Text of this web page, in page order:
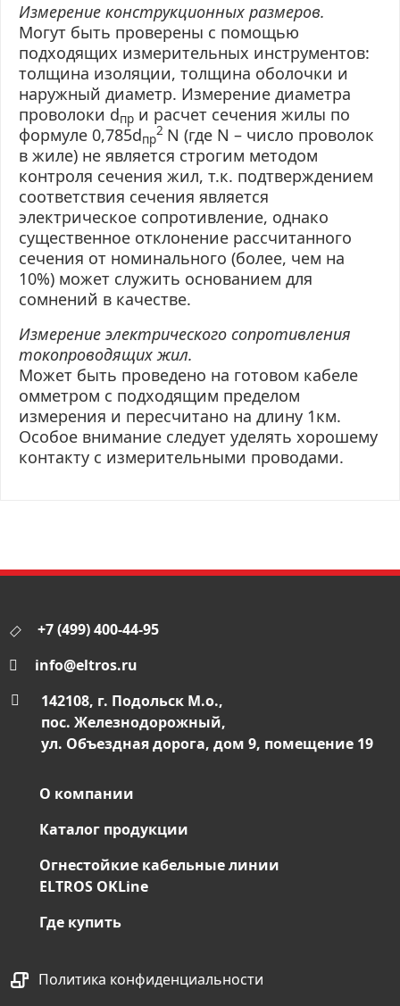
Измерение конструкционных размеров.
Могут быть проверены с помощью
подходящих измерительных инструментов:
толщина изоляции, толщина оболочки и
наружный диаметр. Измерение диаметра
проволоки dпр и расчет сечения жилы по
формуле 0,785dпр
2 N (где N – число проволок
в жиле) не является строгим методом
контроля сечения жил, т.к. подтверждением
соответствия сечения является
электрическое сопротивление, однако
существенное отклонение рассчитанного
сечения от номинального (более, чем на
10%) может служить основанием для
сомнений в качестве.
Измерение электрического сопротивления
токопроводящих жил.
Может быть проведено на готовом кабеле
омметром с подходящим пределом
измерения и пересчитано на длину 1км.
Особое внимание следует уделять хорошему
контакту с измерительными проводами.
+7 (499) 400-44-95
info@eltros.ru
142108, г. Подольск М.о.,
пос. Железнодорожный,
ул. Объездная дорога, дом 9, помещение 19
О компании
Каталог продукции
Огнестойкие кабельные линии
ELTROS OKLine
Где купить
Политика конфиденциальности